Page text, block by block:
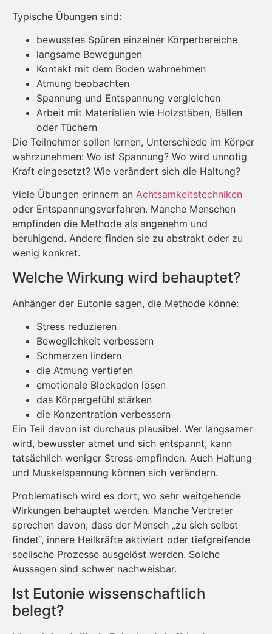
Typische Übungen sind:
bewusstes Spüren einzelner Körperbereiche
langsame Bewegungen
Kontakt mit dem Boden wahrnehmen
Atmung beobachten
Spannung und Entspannung vergleichen
Arbeit mit Materialien wie Holzstäben, Bällen
oder Tüchern
Die Teilnehmer sollen lernen, Unterschiede im Körper
wahrzunehmen: Wo ist Spannung? Wo wird unnötig
Kraft eingesetzt? Wie verändert sich die Haltung?
Viele Übungen erinnern an Achtsamkeitstechniken
oder Entspannungsverfahren. Manche Menschen
empfinden die Methode als angenehm und
beruhigend. Andere finden sie zu abstrakt oder zu
wenig konkret.
Welche Wirkung wird behauptet?
Anhänger der Eutonie sagen, die Methode könne:
Stress reduzieren
Beweglichkeit verbessern
Schmerzen lindern
die Atmung vertiefen
emotionale Blockaden lösen
das Körpergefühl stärken
die Konzentration verbessern
Ein Teil davon ist durchaus plausibel. Wer langsamer
wird, bewusster atmet und sich entspannt, kann
tatsächlich weniger Stress empfinden. Auch Haltung
und Muskelspannung können sich verändern.
Problematisch wird es dort, wo sehr weitgehende
Wirkungen behauptet werden. Manche Vertreter
sprechen davon, dass der Mensch „zu sich selbst
findet“, innere Heilkräfte aktiviert oder tiefgreifende
seelische Prozesse ausgelöst werden. Solche
Aussagen sind schwer nachweisbar.
Ist Eutonie wissenschaftlich
belegt?